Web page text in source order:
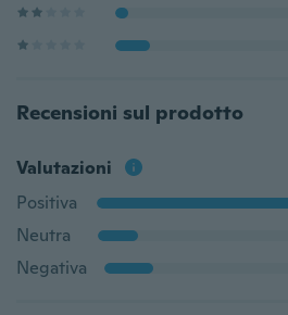
Recensioni sul prodotto
Valutazioni
Positiva
Neutra
Negativa